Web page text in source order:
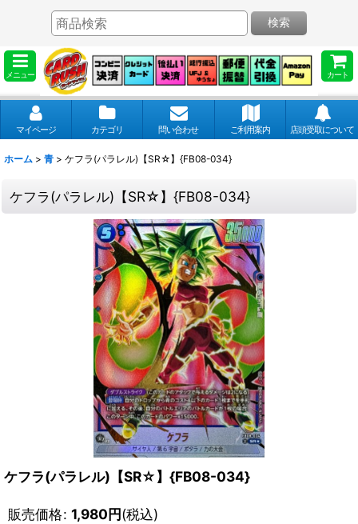
メニュー カート
検索
マイページ カテゴリ 問い合わせ ご利用案内 店頭受取について
ホーム > 青 > ケフラ(パラレル)【SR☆】{FB08-034}
ケフラ(パラレル)【SR☆】{FB08-034}
ケフラ(パラレル)【SR☆】{FB08-034}
販売価格: 1,980円(税込)